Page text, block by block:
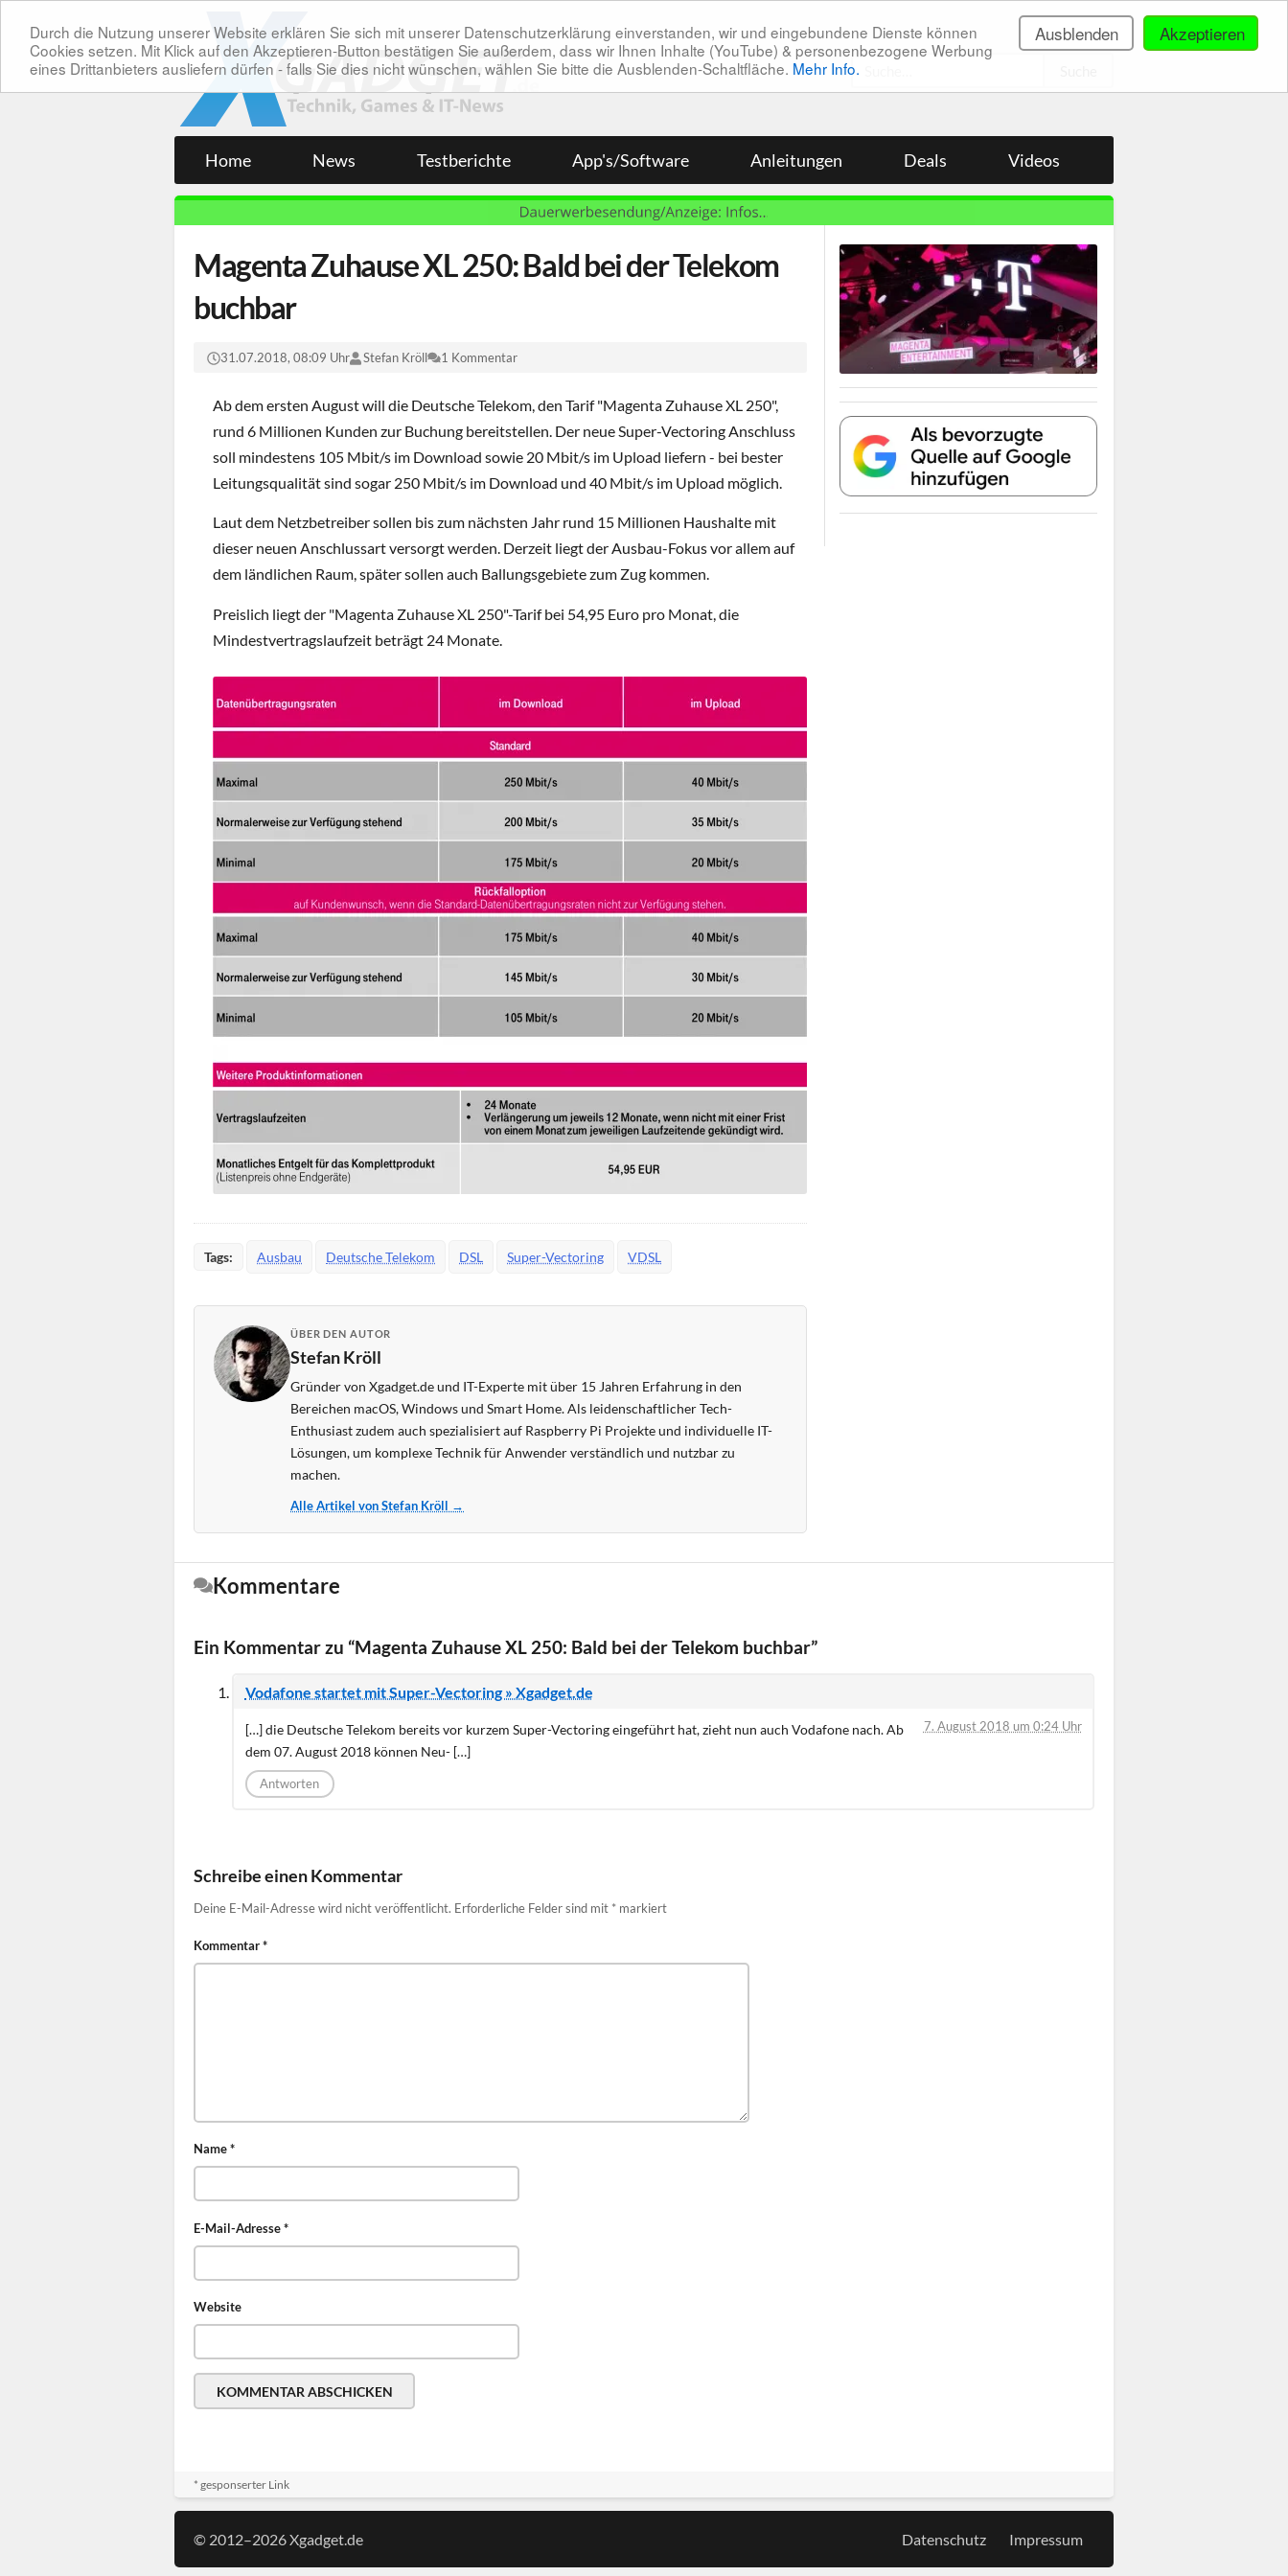
Akzeptieren
Ausblenden
Durch die Nutzung unserer Website erklären Sie sich mit unserer Datenschutzerklärung einverstanden, wir und eingebundene Dienste können
Cookies setzen. Mit Klick auf den Akzeptieren-Button bestätigen Sie außerdem, dass wir Ihnen Inhalte (YouTube) & personenbezogene Werbung
eines Drittanbieters ausliefern dürfen - falls Sie dies nicht wünschen, wählen Sie bitte die Ausblenden-Schaltfläche. Mehr Info.
Home News Testberichte App's/Software Anleitungen Deals Videos
Magenta Zuhause XL 250: Bald bei der Telekom
buchbar
31.07.2018, 08:09 Uhr Stefan Kröll 1 Kommentar
Ab dem ersten August will die Deutsche Telekom, den Tarif "Magenta Zuhause XL 250",
rund 6 Millionen Kunden zur Buchung bereitstellen. Der neue Super-Vectoring Anschluss
soll mindestens 105 Mbit/s im Download sowie 20 Mbit/s im Upload liefern - bei bester
Leitungsqualität sind sogar 250 Mbit/s im Download und 40 Mbit/s im Upload möglich.
Laut dem Netzbetreiber sollen bis zum nächsten Jahr rund 15 Millionen Haushalte mit
dieser neuen Anschlussart versorgt werden. Derzeit liegt der Ausbau-Fokus vor allem auf
dem ländlichen Raum, später sollen auch Ballungsgebiete zum Zug kommen.
Preislich liegt der "Magenta Zuhause XL 250"-Tarif bei 54,95 Euro pro Monat, die
Mindestvertragslaufzeit beträgt 24 Monate.
Tags: Ausbau Deutsche Telekom DSL Super-Vectoring VDSL
ÜBER DEN AUTOR
Stefan Kröll
Gründer von Xgadget.de und IT-Experte mit über 15 Jahren Erfahrung in den
Bereichen macOS, Windows und Smart Home. Als leidenschaftlicher Tech-
Enthusiast zudem auch spezialisiert auf Raspberry Pi Projekte und individuelle IT-
Lösungen, um komplexe Technik für Anwender verständlich und nutzbar zu
machen.
Alle Artikel von Stefan Kröll →
Kommentare
Ein Kommentar zu “Magenta Zuhause XL 250: Bald bei der Telekom buchbar”
Vodafone startet mit Super-Vectoring » Xgadget.de
7. August 2018 um 0:24 Uhr
[…] die Deutsche Telekom bereits vor kurzem Super-Vectoring eingeführt hat, zieht nun auch Vodafone nach. Ab
dem 07. August 2018 können Neu- […]
Antworten
Schreibe einen Kommentar
Deine E-Mail-Adresse wird nicht veröffentlicht. Erforderliche Felder sind mit * markiert
Kommentar*
Name*
E-Mail-Adresse*
Website
* gesponserter Link
© 2012–2026 Xgadget.de Datenschutz Impressum